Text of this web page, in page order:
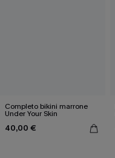
Completo bikini marrone
Under Your Skin
40,00 €